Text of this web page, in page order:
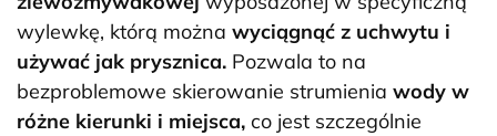
wylewkę, którą można wyciągnąć z uchwytu i
używać jak prysznica. Pozwala to na
bezproblemowe skierowanie strumienia wody w
różne kierunki i miejsca, co jest szczególnie